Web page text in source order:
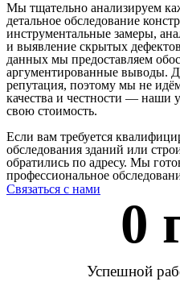
Мы тщательно анализируем
детальное обследование
инструментальные замеры,
и выявление скрытых
данных мы предоставляем
аргументированные выводы.
репутация, поэтому мы не
качества и честности — наши
свою стоимость.
Если вам требуется
обследования зданий или
обратились по адресу. Мы
профессиональное
Связаться с нами
0
Успешной